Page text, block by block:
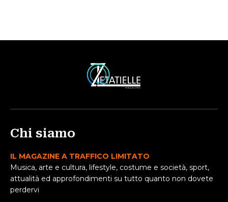
Chi siamo
IL MAGAZINE A TRAFFICO LIMITATO
Musica, arte e cultura, lifestyle, costume e società, sport,
attualità ed approfondimenti su tutto quanto non dovete
perdervi